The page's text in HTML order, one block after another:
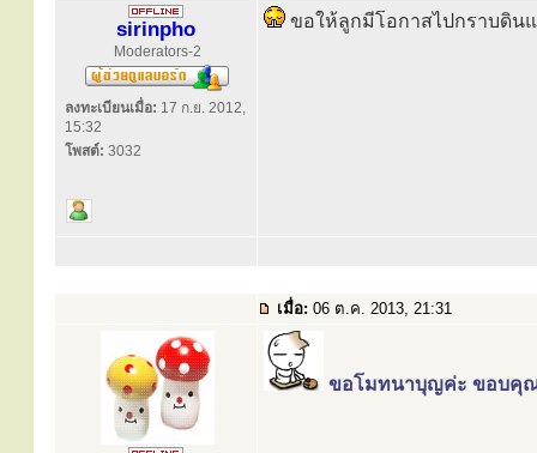
sirinpho
Moderators-2
ลงทะเบียนเมื่อ: 17 ก.ย. 2012,
15:32
โพสต์: 3032
ขอให้ลูกมีโอกาสไปกราบดิ
เมื่อ: 06 ต.ค. 2013, 21:31
ขอโมทนาบุญค่ะ ขอบคุ